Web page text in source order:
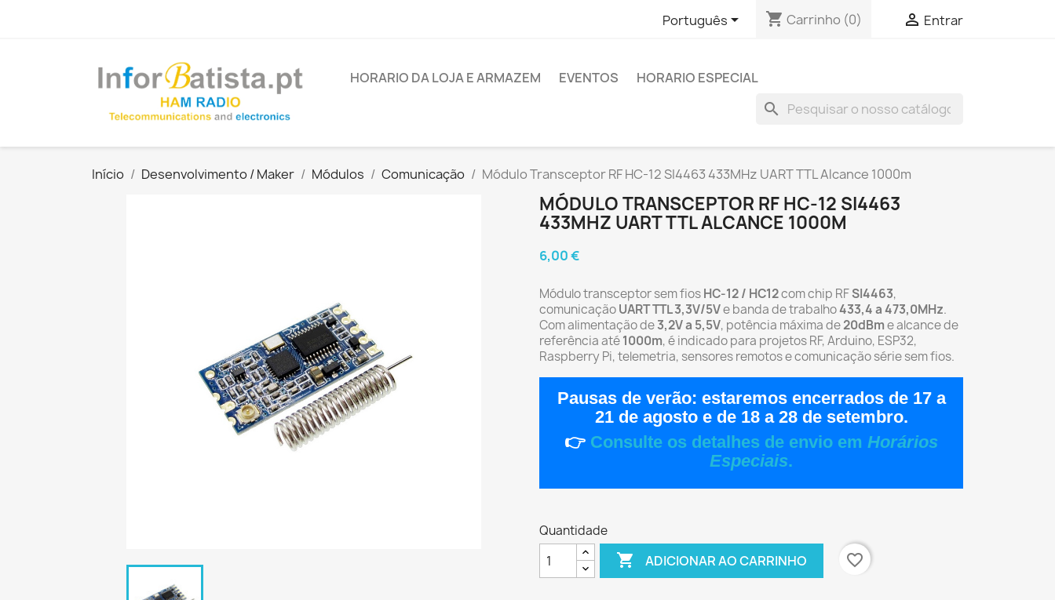
Português shopping_cart Carrinho (0)  Entrar
HORARIO DA LOJA E ARMAZEM EVENTOS HORARIO ESPECIAL
search
Início Desenvolvimento / Maker Módulos Comunicação Módulo Transceptor RF HC-12 SI4463 433MHz UART TTL Alcance 1000m
MÓDULO TRANSCEPTOR RF HC-12 SI4463
433MHZ UART TTL ALCANCE 1000M
6,00 €
Módulo transceptor sem fiosHC-12 / HC12com chip RFSI4463,
comunicaçãoUART TTL 3,3V/5Ve banda de trabalho433,4 a 473,0MHz.
Com alimentação de3,2V a 5,5V, potência máxima de20dBme alcance de
referência até1000m, é indicado para projetos RF, Arduino, ESP32,
Raspberry Pi, telemetria, sensores remotos e comunicação série sem fios.
Pausas de verão: estaremos encerrados de 17 a
21 de agostoe de 18 a 28 de setembro.
👉 Consulte os detalhes de envio em Horários
Especiais.
Quantidade
 ADICIONAR AO CARRINHO favorite_border